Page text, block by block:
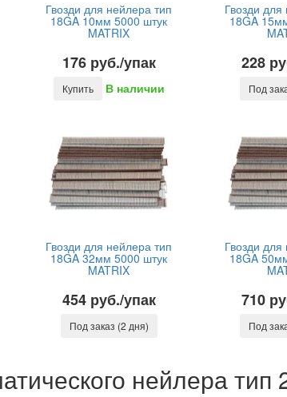
Гвозди для нейлера тип
18GA 10мм 5000 штук
MATRIX
176 руб./упак
Купить В наличии
Гвозди
18GA
228
Под
Гвозди для нейлера тип
18GA 32мм 5000 штук
MATRIX
454 руб./упак
Под заказ (2 дня)
Гвозди
18GA
710
Под
нейлера тип